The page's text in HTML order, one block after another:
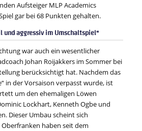
Aufsteiger MLP Academics
gar bei 68 Punkten gehalten.
und aggressiv im Umschaltspiel“
war auch ein wesentlicher
Johan Roijakkers im Sommer bei
berücksichtigt hat. Nachdem das
in der Vorsaison verpasst wurde, ist
um den ehemaligen Löwen
Lockhart, Kenneth Ogbe und
Dieser Umbau scheint sich
haben seit dem